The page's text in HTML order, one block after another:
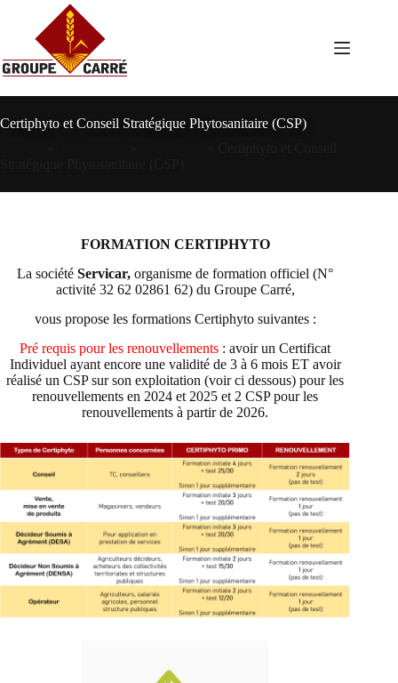
contenu
Certiphyto et Conseil Stratégique Phytosanitaire (CSP)
FORMATION CERTIPHYTO
La sociétéServicar, organisme de formation officiel (N°
activité 32 62 02861 62) du Groupe Carré,
vous propose les formations Certiphyto suivantes :
Pré requis pour les renouvellements : avoir un Certificat
Individuel ayant encore une validité de 3 à 6 mois ET avoir
réalisé un CSP sur son exploitation (voir ci dessous) pour les
renouvellements en 2024 et 2025 et 2 CSP pour les
renouvellements à partir de 2026.